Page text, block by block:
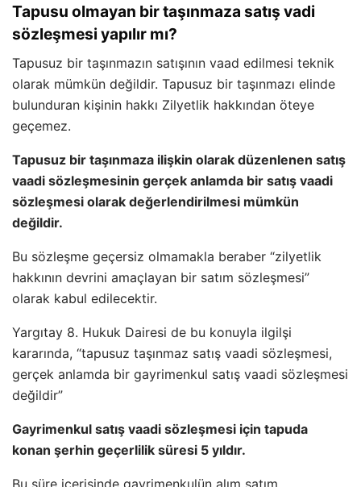
Tapusu olmayan bir taşınmaza satış vadi
sözleşmesi yapılır mı?
Tapusuz bir taşınmazın satışının vaad edilmesi teknik
olarak mümkün değildir. Tapusuz bir taşınmazı elinde
bulunduran kişinin hakkı Zilyetlik hakkından öteye
geçemez.
Tapusuz bir taşınmaza ilişkin olarak düzenlenen satış
vaadi sözleşmesinin gerçek anlamda bir satış vaadi
sözleşmesi olarak değerlendirilmesi mümkün
değildir.
Bu sözleşme geçersiz olmamakla beraber “zilyetlik
hakkının devrini amaçlayan bir satım sözleşmesi”
olarak kabul edilecektir.
Yargıtay 8. Hukuk Dairesi de bu konuyla ilgilşi
kararında, “tapusuz taşınmaz satış vaadi sözleşmesi,
gerçek anlamda bir gayrimenkul satış vaadi sözleşmesi
değildir”
Gayrimenkul satış vaadi sözleşmesi için tapuda
konan şerhin geçerlilik süresi 5 yıldır.